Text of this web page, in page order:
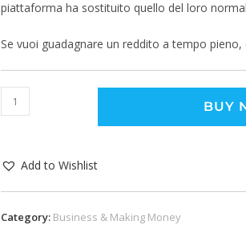
piattaforma ha sostituito quello del loro
Se vuoi guadagnare un reddito a tempo
BUY
Add to Wishlist
Category: Business & Making Money